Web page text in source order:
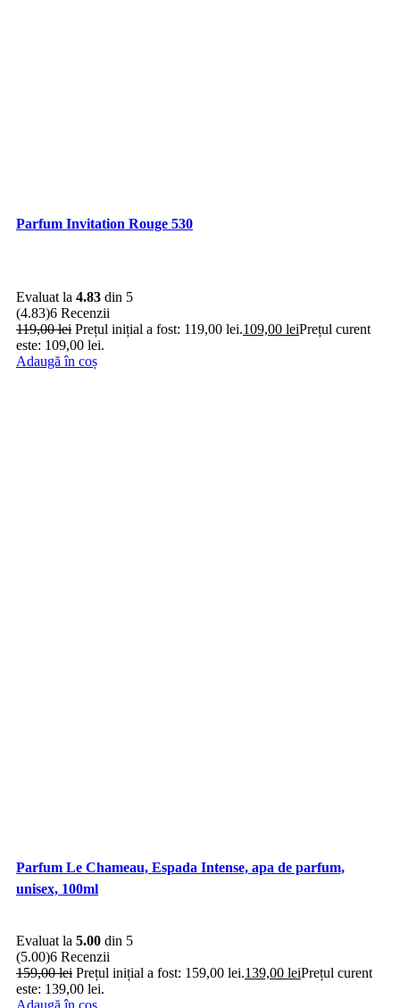
Parfum Invitation Rouge 530
Evaluat la 4.83 din 5
(4.83)6 Recenzii
119,00lei Prețul inițial a fost: 119,00 lei.109,00 leiPrețul curent
este: 109,00 lei.
Adaugă în coș
Parfum Le Chameau, Espada Intense, apa de parfum,
unisex, 100ml
Evaluat la 5.00 din 5
(5.00)6 Recenzii
159,00lei Prețul inițial a fost: 159,00 lei.139,00 leiPrețul curent
este: 139,00 lei.
Adaugă în coș